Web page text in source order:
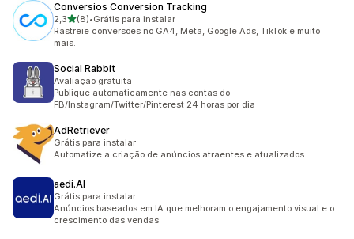
Conversios Conversion Tracking
2,3de 5 estrelas
(8)
8 avaliações ao todo
•Grátis para instalar
Rastreie conversões no GA4, Meta, Google Ads, TikTok e muito
mais.
Social Rabbit
Avaliação gratuita
Publique automaticamente nas contas do
FB/Instagram/Twitter/Pinterest 24 horas por dia
AdRetriever
Grátis para instalar
Automatize a criação de anúncios atraentes e atualizados
aedi.AI
Grátis para instalar
Anúncios baseados em IA que melhoram o engajamento visual e o
crescimento das vendas